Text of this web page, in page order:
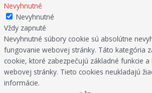
Nevyhnutné
Nevyhnutné
Vždy zapnuté
Nevyhnutné súbory cookie sú absolútne
fungovanie webovej stránky. Táto kategória
cookie, ktoré zabezpečujú základné funkcie
webovej stránky. Tieto cookies neukladajú
informácie.